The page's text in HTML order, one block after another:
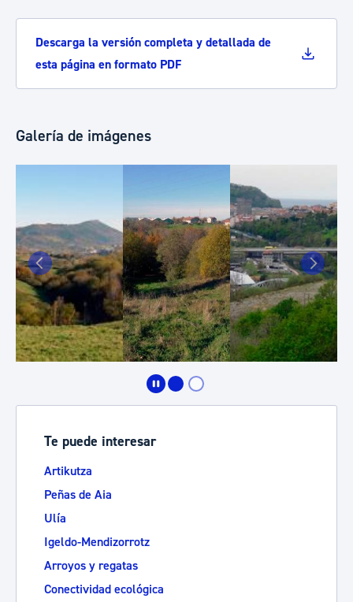
Descarga la versión completa y detallada de
esta página en formato PDF
Galería de imágenes
Te puede interesar
Artikutza
Peñas de Aia
Ulía
Igeldo-Mendizorrotz
Arroyos y regatas
Conectividad ecológica